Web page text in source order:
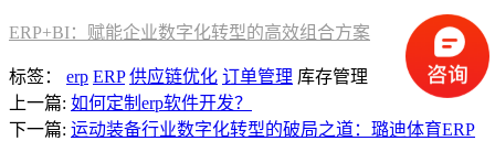
ERP+BI：赋能企业数字化转型的高效组合方案
标签： erp ERP 供应链优化 订单管理 库存管理
上一篇: 如何定制erp软件开发？
下一篇: 运动装备行业数字化转型的破局之道：璐迪体育ERP